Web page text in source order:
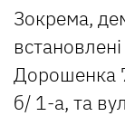
Зокрема,
Дорошенка
б/ 1-а, та